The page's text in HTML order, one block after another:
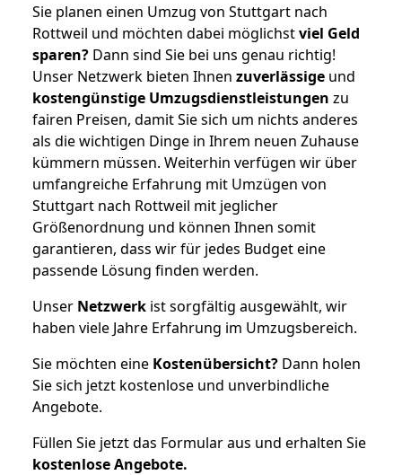
Sie planen einen Umzug von Stuttgart nach
Rottweil und möchten dabei möglichstviel Geld
sparen? Dann sind Sie bei uns genau richtig!
Unser Netzwerk bieten Ihnen zuverlässige und
kostengünstige Umzugsdienstleistungen zu
fairen Preisen, damit Sie sich um nichts anderes
als die wichtigen Dinge in Ihrem neuen Zuhause
kümmern müssen. Weiterhin verfügen wir über
umfangreiche Erfahrung mit Umzügen von
Stuttgart nach Rottweil mit jeglicher
Größenordnung und können Ihnen somit
garantieren, dass wir für jedes Budget eine
passende Lösung finden werden.
Unser Netzwerk ist sorgfältig ausgewählt, wir
haben viele Jahre Erfahrung im Umzugsbereich.
Sie möchten eine Kostenübersicht? Dann holen
Sie sich jetzt kostenlose und unverbindliche
Angebote.
Füllen Sie jetzt das Formular aus und erhalten Sie
kostenloseAngebote.